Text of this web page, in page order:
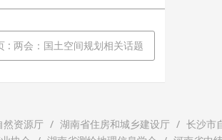
: 两会：国土空间规划相关话题
然资源厅 湖南省住房和城乡建设厅
长沙市